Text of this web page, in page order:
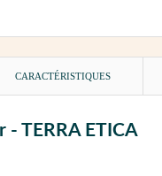
CARACTÉRISTIQUES
TERRA ETICA